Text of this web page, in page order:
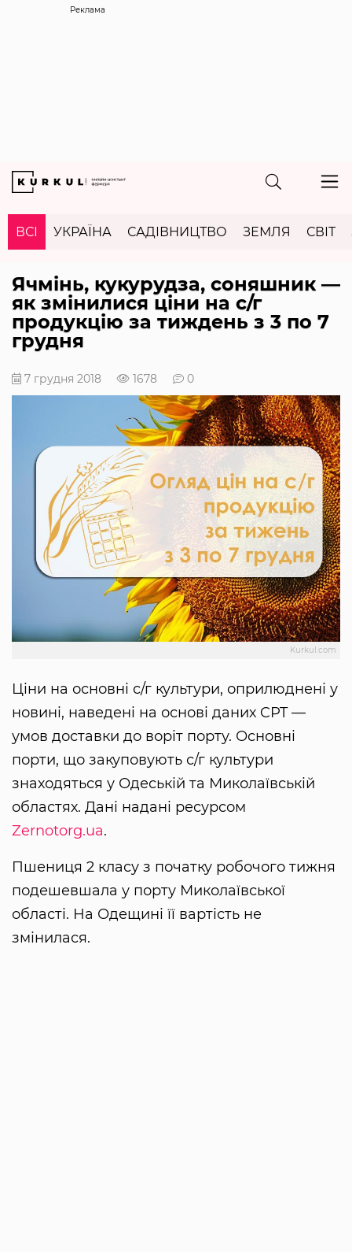
Реклама
ВСІ УКРАЇНА САДІВНИЦТВО ЗЕМЛЯ СВІТ
Ячмінь, кукурудза, соняшник ―
як змінилися ціни на с/г
продукцію за тиждень з 3 по 7
грудня
7 грудня 2018 1678 0
Kurkul.com
Ціни на основні с/г культури, оприлюднені у
новині, наведені на основі даних CPT —
умов доставки до воріт порту. Основні
порти, що закуповують с/г культури
знаходяться у Одеській та Миколаївській
областях. Дані надані ресурсом
Zernotorg.ua.
Пшениця 2 класу з початку робочого тижня
подешевшала у порту Миколаївської
області. На Одещині її вартість не
змінилася.